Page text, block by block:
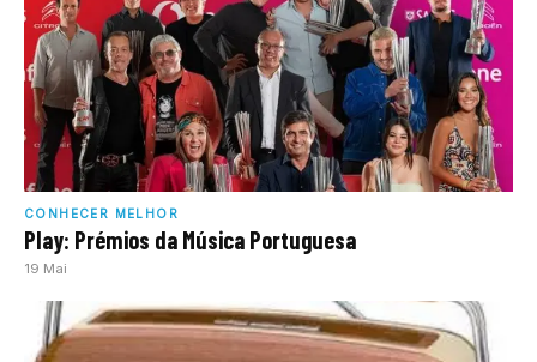
CONHECER MELHOR
Play: Prémios da Música Portuguesa
19 Mai